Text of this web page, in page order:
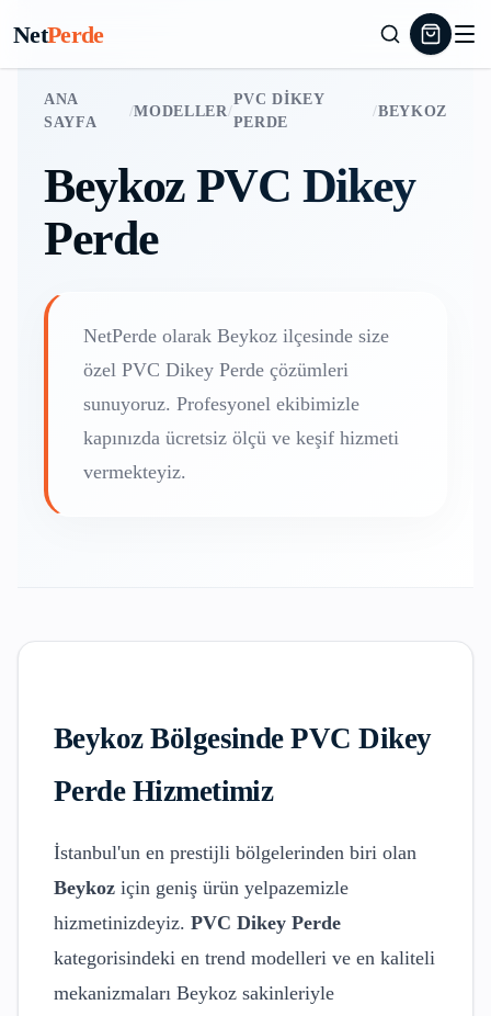
NetPerde
ANA
SAYFA
/MODELLER/
PVC DIKEY
PERDE
/BEYKOZ
Beykoz PVC Dikey
Perde
NetPerde olarak Beykoz ilçesinde size
özel PVC Dikey Perde çözümleri
sunuyoruz. Profesyonel ekibimizle
kapınızda ücretsiz ölçü ve keşif hizmeti
vermekteyiz.
BeykozBölgesindePVC Dikey
PerdeHizmetimiz
İstanbul'un en prestijli bölgelerinden biri olan
Beykoz için geniş ürün yelpazemizle
hizmetinizdeyiz. PVC Dikey Perde
kategorisindeki en trend modelleri ve en kaliteli
mekanizmaları Beykoz sakinleriyle